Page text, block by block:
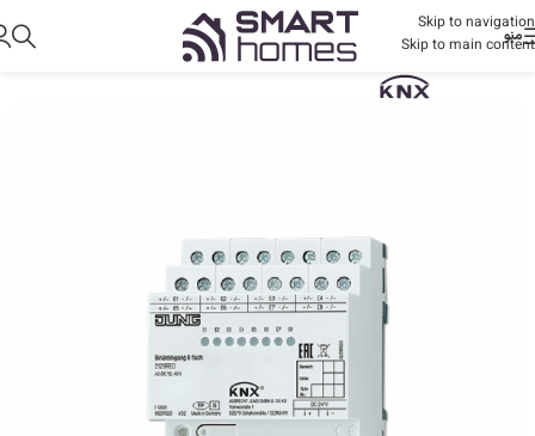
Skip to navigation
Skip to main content
منو